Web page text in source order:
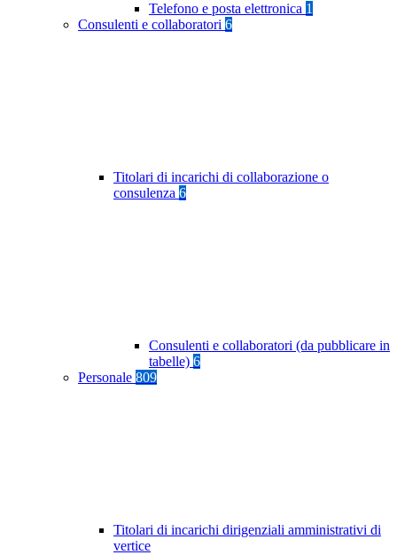
Telefono e posta elettronica 1
Consulenti e collaboratori 6
Titolari di incarichi di collaborazione o
consulenza 6
Consulenti e collaboratori (da pubblicare in
tabelle) 6
Personale 809
Titolari di incarichi dirigenziali amministrativi di
vertice